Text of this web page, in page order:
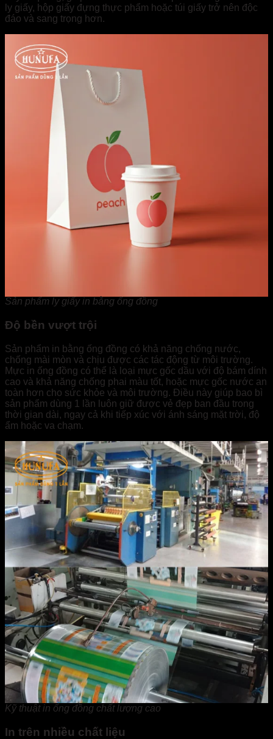
ly giấy, hộp giấy đựng thực phẩm hoặc túi giấy trở nên độc
đáo và sang trọng hơn.
Sản phẩm ly giấy in bằng ống đồng
Độ bền vượt trội
Sản phẩm in bằng ống đồng có khả năng chống nước,
chống mài mòn và chịu được các tác động từ môi trường.
Mực in ống đồng có thể là loại mực gốc dầu với độ bám dính
cao và khả năng chống phai màu tốt, hoặc mực gốc nước an
toàn hơn cho sức khỏe và môi trường. Điều này giúp bao bì
sản phẩm dùng 1 lần luôn giữ được vẻ đẹp ban đầu trong
thời gian dài, ngay cả khi tiếp xúc với ánh sáng mặt trời, độ
ẩm hoặc va chạm.
Kỹ thuật in ống đồng chất lượng cao
In trên nhiều chất liệu